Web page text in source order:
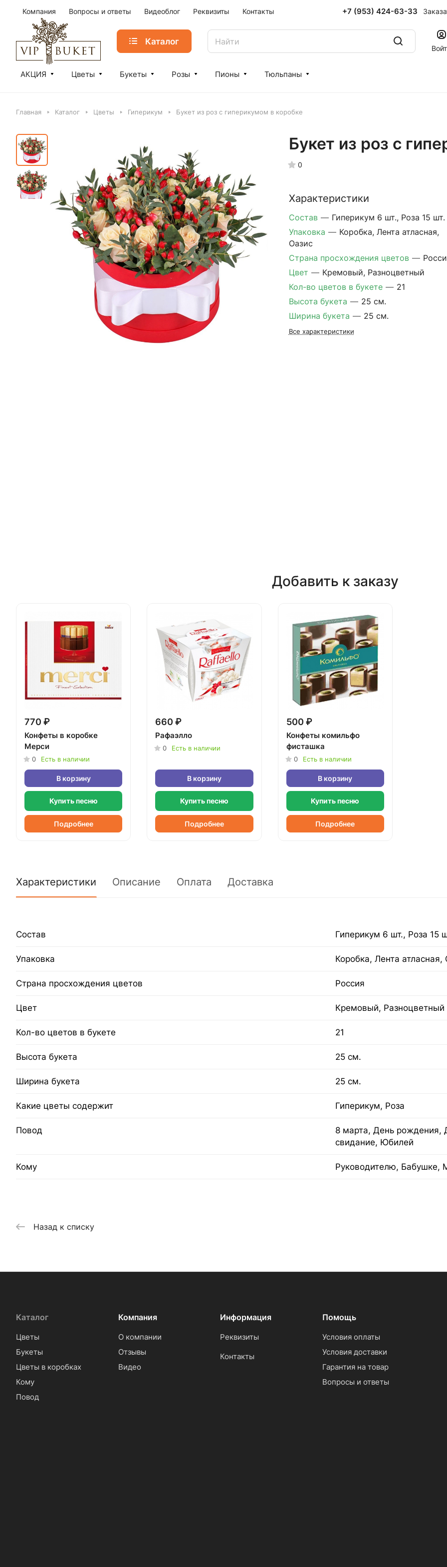
Компания Вопросы и ответы Видеоблог Реквизиты Контакты +7 (953) 424-63-33
Каталог
АКЦИЯ Цветы Букеты Розы Пионы Тюльпаны
Главная Каталог Цветы Гиперикум Букет из роз с гиперикумом в коробке
Букет из роз с
0
Характеристики
Состав — Гиперикум 6 шт., Роза 15 шт.
Упаковка — Коробка, Лента атласная,
Оазис
Страна просхождения цветов —
Цвет — Кремовый, Разноцветный
Кол-во цветов в букете — 21
Высота букета — 25 см.
Ширина букета — 25 см.
Все характеристики
Добавить к заказу
770 ₽
Конфеты в коробке
Мерси
0 Есть в наличии
В корзину
Купить песню
Подробнее
660 ₽
Рафаэлло
0 Есть в наличии
В корзину
Купить песню
Подробнее
500 ₽
Конфеты комильфо
фисташка
0 Есть в наличии
В корзину
Купить песню
Подробнее
Характеристики Описание Оплата Доставка
Состав Гиперикум 6 шт., Роза 15
Упаковка Коробка, Лента атласная,
Страна просхождения цветов Россия
Цвет Кремовый, Разноцветный
Кол-во цветов в букете 21
Высота букета 25 см.
Ширина букета 25 см.
Какие цветы содержит Гиперикум, Роза
Повод
8 марта, День рождения,
свидание, Юбилей
Кому Руководителю,
Назад к списку
Каталог
Цветы
Букеты
Цветы в коробках
Кому
Повод
Компания
О компании
Отзывы
Видео
Информация
Реквизиты
Контакты
Помощь
Условия оплаты
Условия доставки
Гарантия на товар
Вопросы и ответы